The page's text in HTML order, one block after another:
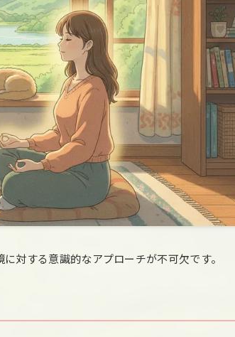
対する意識的なアプローチが不可欠です。